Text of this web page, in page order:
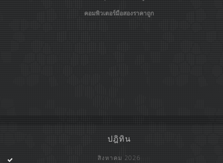
คอมพิวเตอร์มือสองราคาถูก
ปฎิทิน
สิงหาคม 2026